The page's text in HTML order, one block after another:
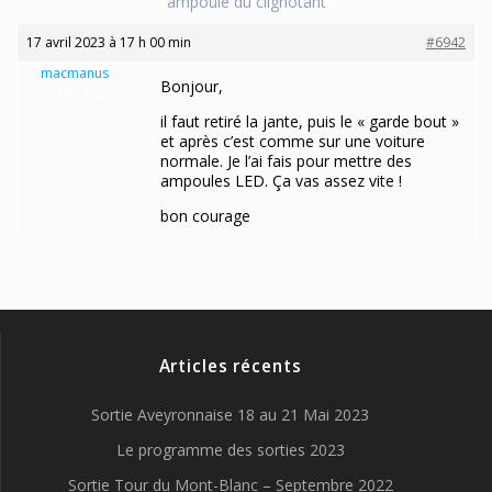
17 avril 2023 à 17 h 00 min
#6942
macmanus
Bonjour,
il faut retiré la jante, puis le « garde bout »
et après c’est comme sur une voiture
normale. Je l’ai fais pour mettre des
ampoules LED. Ça vas assez vite !
bon courage
Articles récents
Sortie Aveyronnaise 18 au 21 Mai 2023
Le programme des sorties 2023
Sortie Tour du Mont-Blanc – Septembre 2022